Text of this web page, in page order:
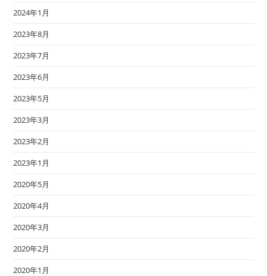
2024年1月
2023年8月
2023年7月
2023年6月
2023年5月
2023年3月
2023年2月
2023年1月
2020年5月
2020年4月
2020年3月
2020年2月
2020年1月